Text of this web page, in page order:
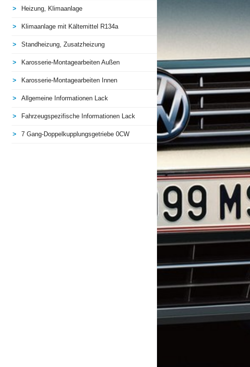
Heizung, Klimaanlage
Klimaanlage mit Kältemittel R134a
Standheizung, Zusatzheizung
Karosserie-Montagearbeiten Außen
Karosserie-Montagearbeiten Innen
Allgemeine Informationen Lack
Fahrzeugspezifische Informationen Lack
7 Gang-Doppelkupplungsgetriebe 0CW